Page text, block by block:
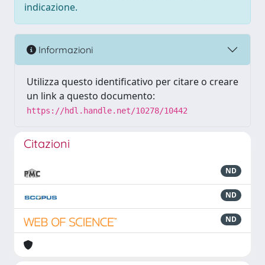
indicazione.
Informazioni
Utilizza questo identificativo per citare o creare
un link a questo documento:
https://hdl.handle.net/10278/10442
Citazioni
ND
ND
ND